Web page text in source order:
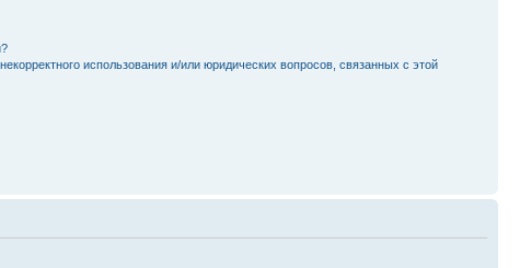
использования и/или юридических вопросов, связанных с этой